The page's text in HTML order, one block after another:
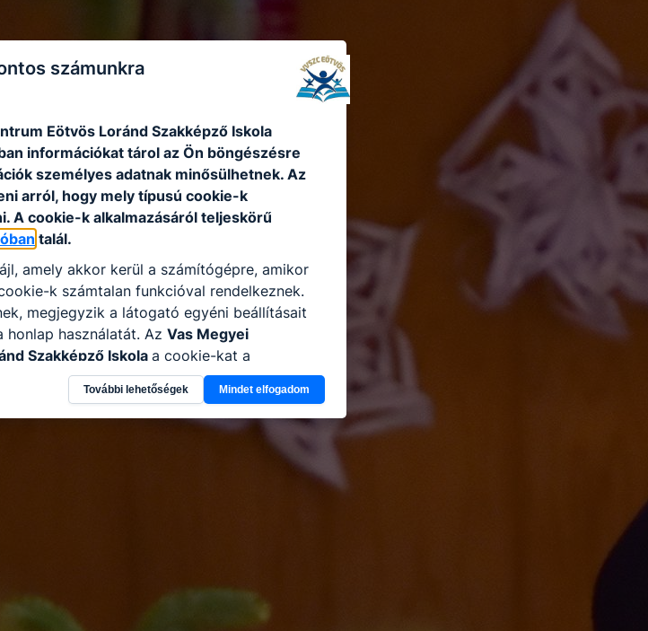
számunkra
Eötvös Loránd Szakképző Iskola
információkat tárol az Ön böngészésre
személyes adatnak minősülhetnek. Az
arról, hogy mely típusú cookie-k
A cookie-k alkalmazásáról teljeskörű
talál.
amely akkor kerül a számítógépre, amikor
k számtalan funkcióval rendelkeznek.
megjegyzik a látogató egyéni beállításait
honlap használatát. Az Vas Megyei
Szakképző Iskola a cookie-kat a
gyűjtése azzal kapcsolatban, hogyan
hogy a honlap melyik részeit
így megtudhatjuk, hogyan biztosítsunk Önnek
meglátogatja oldalunkat, honlap
hogyan tudja kikapcsolni a cookie-kat?
a cookie-k beállításának a változtatását. A
automatikusan elfogadja a cookie-kat, de
figyelmét, hogy mivel a cookie-k
és folyamatainak megkönnyítése vagy
lesznek képesek honlapunk funkcióinak
a tervezettől eltérően fog működni
További lehetőségek Mindet elfogadom